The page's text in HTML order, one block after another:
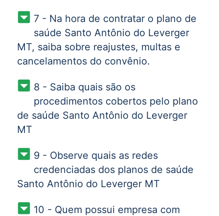
7 - Na hora de contratar o plano de
saúde Santo Antônio do Leverger
MT, saiba sobre reajustes, multas e
cancelamentos do convênio.
8 - Saiba quais são os
procedimentos cobertos pelo plano
de saúde Santo Antônio do Leverger
MT
9 - Observe quais as redes
credenciadas dos planos de saúde
Santo Antônio do Leverger MT
10 - Quem possui empresa com